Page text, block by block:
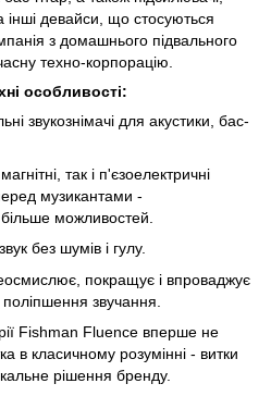
інші девайси, що стосуються
з домашнього підвального
техно-корпорацію.
особливості:
звукознімачі для акустики, бас-
так і п'єзоелектричні
музикантами -
можливостей.
без шумів і гулу.
покращує і впроваджує
звучання.
Fishman Fluence вперше не
в класичному розумінні - витки
рішення бренду.